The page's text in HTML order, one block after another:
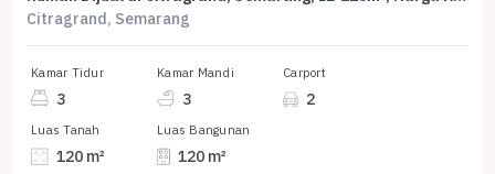
Citragrand, Semarang
Kamar Tidur
3
Kamar Mandi
3
Carport
2
Luas Tanah
120 m²
Luas Bangunan
120 m²